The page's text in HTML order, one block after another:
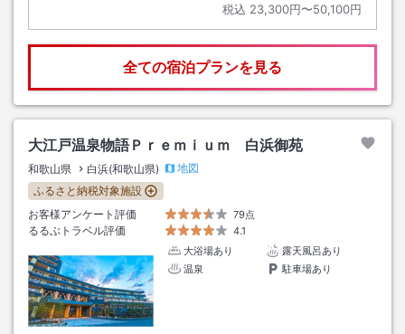
税込 23,300円〜50,100円
全ての宿泊プランを見る
大江戸温泉物語Ｐｒｅｍｉｕｍ 白浜御苑
和歌山県 白浜(和歌山県)
地図
ふるさと納税対象施設
お客様アンケート評価
79点
るるぶトラベル評価
4.1
大浴場あり
露天風呂あり
温泉
駐車場あり